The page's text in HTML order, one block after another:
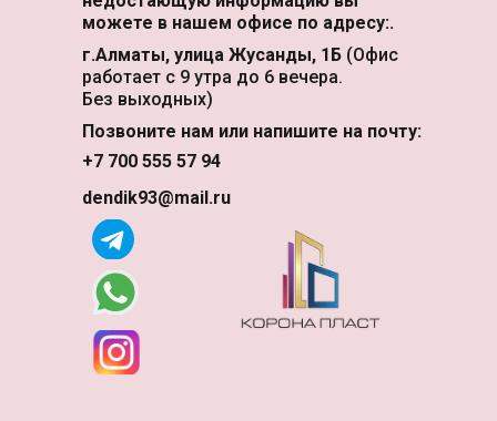
Поликарбонат в
Рассрочку!
можете в нашем офисе по адресу:.
г.Алматы, улица Жусанды, 1Б (Офис
работает с 9 утра до 6 вечера.
Без выходных)
+7 700 555 57 94
dendik93@mail.ru
Позвоните нам или напишите на почту: